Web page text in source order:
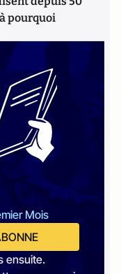
pourquoi
Mois
ensuite.